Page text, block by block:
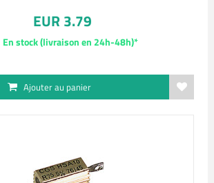
EUR 3.79
En stock (livraison en 24h-48h)*
Ajouter au panier